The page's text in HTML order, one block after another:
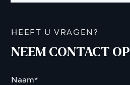
HEEFT U VRAGEN?
NEEM CONTACT OP
Naam*